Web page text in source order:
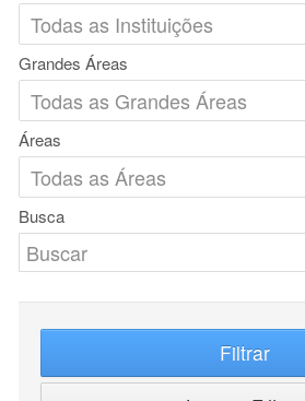
Grandes Áreas
Áreas
Busca
Filtrar